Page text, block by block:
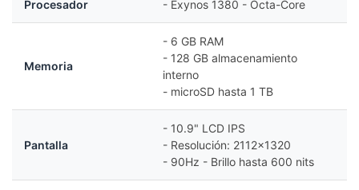
Procesador - Exynos 1380 - Octa-Core
Memoria
- 6 GB RAM
- 128 GB almacenamiento
interno
- microSD hasta 1 TB
Pantalla
- 10.9" LCD IPS
- Resolución: 2112×1320
- 90Hz - Brillo hasta 600 nits